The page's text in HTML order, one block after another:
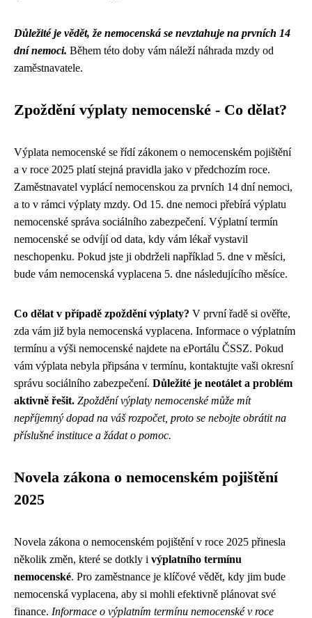
Důležité je vědět, že nemocenská se nevztahuje na prvních 14
dní nemoci. Během této doby vám náleží náhrada mzdy od
zaměstnavatele.
Zpoždění výplaty nemocenské - Co dělat?
Výplata nemocenské se řídí zákonem o nemocenském pojištění
a v roce 2025 platí stejná pravidla jako v předchozím roce.
Zaměstnavatel vyplácí nemocenskou za prvních 14 dní nemoci,
a to v rámci výplaty mzdy. Od 15. dne nemoci přebírá výplatu
nemocenské správa sociálního zabezpečení. Výplatní termín
nemocenské se odvíjí od data, kdy vám lékař vystavil
neschopenku. Pokud jste ji obdrželi například 5. dne v měsíci,
bude vám nemocenská vyplacena 5. dne následujícího měsíce.
Co dělat v případě zpoždění výplaty? V první řadě si ověřte,
zda vám již byla nemocenská vyplacena. Informace o výplatním
termínu a výši nemocenské najdete na ePortálu ČSSZ. Pokud
vám výplata nebyla připsána v termínu, kontaktujte vaši okresní
správu sociálního zabezpečení. Důležité je neotálet a problém
aktivně řešit. Zpoždění výplaty nemocenské může mít
nepříjemný dopad na váš rozpočet, proto se nebojte obrátit na
příslušné instituce a žádat o pomoc.
Novela zákona o nemocenském pojištění
2025
Novela zákona o nemocenském pojištění v roce 2025 přinesla
několik změn, které se dotkly i výplatního termínu
nemocenské. Pro zaměstnance je klíčové vědět, kdy jim bude
nemocenská vyplacena, aby si mohli efektivně plánovat své
finance. Informace o výplatním termínu nemocenské v roce